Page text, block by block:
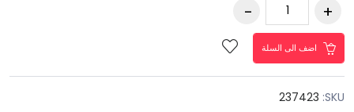
اضف الى السلة
SKU:
237423